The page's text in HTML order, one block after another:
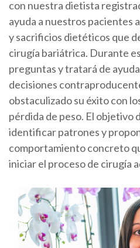
con nuestra dietista
ayuda a nuestros pacientes
y sacrificios dietéticos que
cirugía bariátrica. Durante
preguntas y tratará de
decisiones
obstaculizado su éxito con
pérdida de peso. El objetivo
identificar patrones y
comportamiento concreto
iniciar el proceso de cirugía